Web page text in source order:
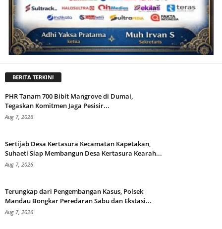
BERITA TERKINI
PHR Tanam 700 Bibit Mangrove di Dumai,
Tegaskan Komitmen Jaga Pesisir...
Aug 7, 2026
Sertijab Desa Kertasura Kecamatan Kapetakan,
Suhaeti Siap Membangun Desa Kertasura Kearah...
Aug 7, 2026
Terungkap dari Pengembangan Kasus, Polsek
Mandau Bongkar Peredaran Sabu dan Ekstasi...
Aug 7, 2026